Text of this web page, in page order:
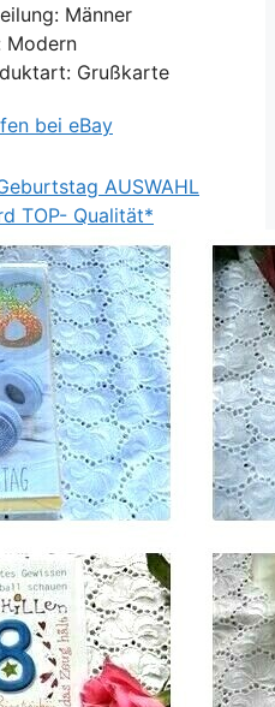
Männer
Modern
Grußkarte
bei eBay
AUSWAHL
TOP- Qualität*